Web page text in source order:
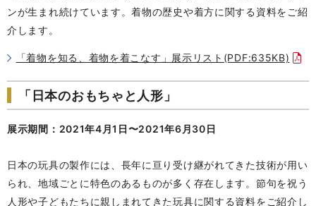
ンが生まれ続けています。着物の歴史や着方に関する資料をご紹
介します。
「着物を知る、着物を着こなす」展示リスト(PDF:635KB)
「日本のおもちゃと人形」
展示期間：2021年4月1日〜2021年6月30日
日本の玩具の製作には、長年に亘り受け継がれてきた技術が用い
られ、地域ごとに特色のあるものが多く存在します。節句を祝う
人形や子どもたちに親しまれてきた玩具に関する資料をご紹介し